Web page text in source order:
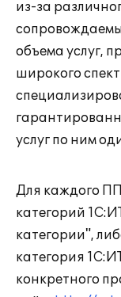
из-за
объема услуг,
широкого
услуг по ним
Для каждого
категорий
категории",
категория
конкретного